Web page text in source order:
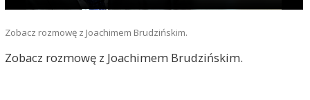
Zobacz rozmowę z Joachimem Brudzińskim.
Zobacz rozmowę z Joachimem Brudzińskim.